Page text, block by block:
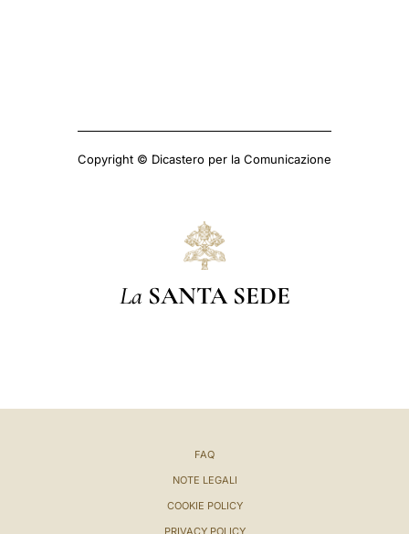
Copyright © Dicastero per la Comunicazione
La SANTA SEDE
FAQ
NOTE LEGALI
COOKIE POLICY
PRIVACY POLICY